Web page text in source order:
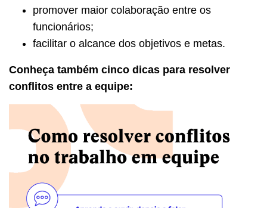
promover maior colaboração entre os
funcionários;
facilitar o alcance dos objetivos e metas.
Conheça também cinco dicas para resolver
conflitos entre a equipe: